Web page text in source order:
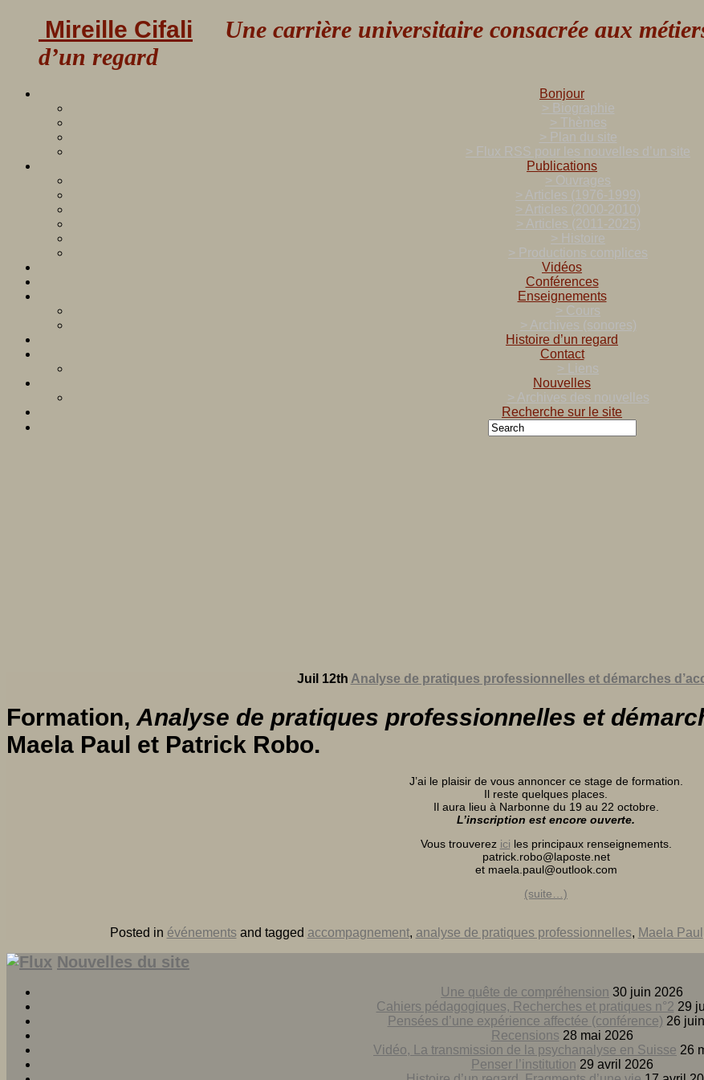
Mireille Cifali Une carrière universitaire consacrée aux
d’un regard
Bonjour
> Biographie
> Thèmes
> Plan du site
> Flux RSS pour les nouvelles d’un site
Publications
> Ouvrages
> Articles (1976-1999)
> Articles (2000-2010)
> Articles (2011-2025)
> Histoire
> Productions complices
Vidéos
Conférences
Enseignements
> Cours
> Archives (sonores)
Histoire d’un regard
Contact
> Liens
Nouvelles
> Archives des nouvelles
Recherche sur le site
Juil 12th Analyse de pratiques professionnelles et démarches
Formation, Analyse de pratiques professionnelles et
Maela Paul et Patrick Robo.
J’ai le plaisir de vous annoncer ce stage de formation.
Il reste quelques places.
Il aura lieu à Narbonne du 19 au 22 octobre.
L’inscription est encore ouverte.
Vous trouverez ici les principaux renseignements.
patrick.robo@laposte.net
et maela.paul@outlook.com
(suite…)
Posted in événementsand tagged accompagnement, analyse de pratiques professionnelles, Maela Paul
Nouvelles du site
Une quête de compréhension 30 juin 2026
Cahiers pédagogiques, Recherches et pratiques n°2 29
Pensées d’une expérience affectée (conférence) 26
Recensions 28 mai 2026
Vidéo, La transmission de la psychanalyse en Suisse 26
Penser l’institution 29 avril 2026